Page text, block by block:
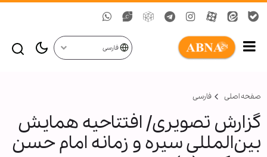
فارسی
صفحه اصلی فارسی
گزارش تصویری/ افتتاحیه همایش
بین‌المللی سیره و زمانه امام حسن